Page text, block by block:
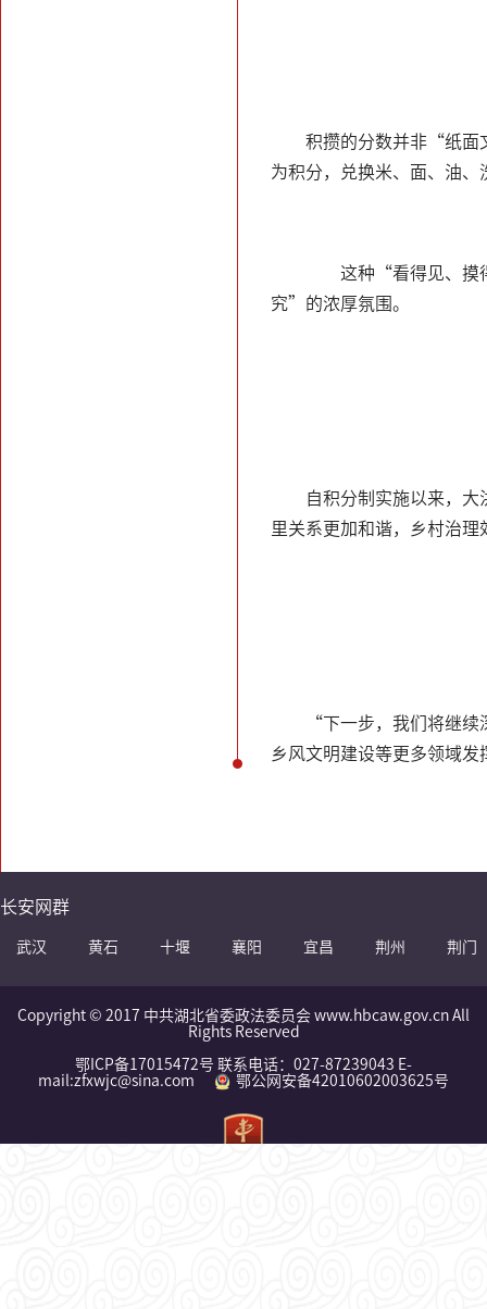
积攒的分数并非“纸
为积分，兑换米、面、油
这种“看得见、摸得
究”的浓厚氛围。
自积分制实施以来，
里关系更加和谐，乡村治理
“下一步，我们将继
乡风文明建设等更多领域
长安网群
武汉 黄石 十堰 襄阳 宜昌 荆州 荆门
Copyright © 2017 中共湖北省委政法委员会 www.hbcaw.gov.cn All
Rights Reserved
鄂ICP备17015472号 联系电话：027-87239043 E-
mail:zfxwjc@sina.com
鄂公网安备42010602003625号